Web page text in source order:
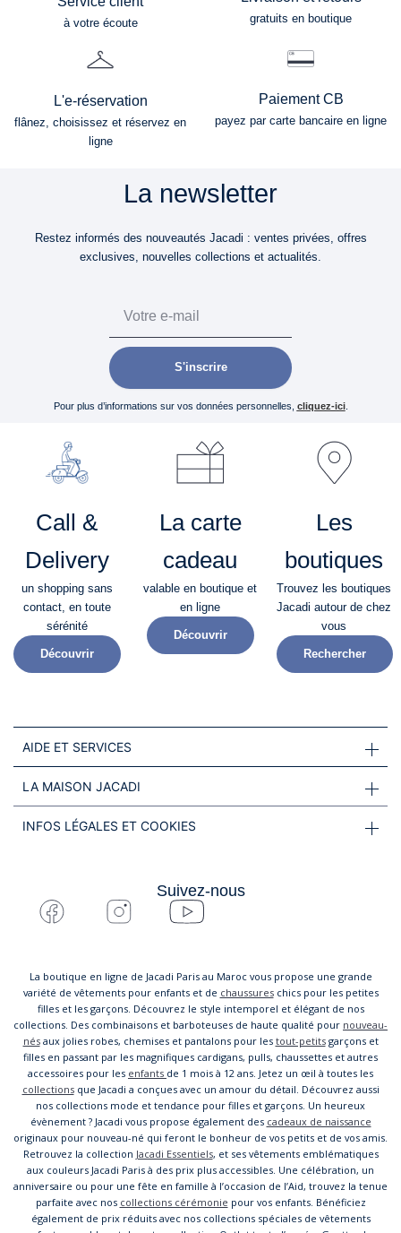
à votre écoute gratuits en boutique
L'e-réservation
flânez, choisissez et réservez en
ligne
Paiement CB
payez par carte bancaire en ligne
La newsletter
Restez informés des nouveautés Jacadi : ventes privées, offres
exclusives, nouvelles collections et actualités.
S'inscrire
Pour plus d’informations sur vos données personnelles, cliquez-ici.
Call &
Delivery
un shopping sans
contact, en toute
sérénité​
Découvrir
La carte
cadeau
valable en boutique et
en ligne
Découvrir
Les
boutiques
Trouvez les boutiques
Jacadi autour de chez
vous
Rechercher
AIDE ET SERVICES
LA MAISON JACADI
INFOS LÉGALES ET COOKIES
Suivez-nous
La boutique en ligne de Jacadi Paris au Maroc vous propose une grande
variété de vêtements pour enfants et de chaussureschics pour les petites
filles et les garçons. Découvrez le style intemporel et élégant de nos
collections. Des combinaisons et barboteuses de haute qualité pour nouveau-
nésaux jolies robes, chemises et pantalons pour les tout-petitsgarçons et
filles en passant par les magnifiques cardigans, pulls, chaussettes et autres
accessoires pour les enfants de 1 mois à 12 ans. Jetez un œil à toutes les
collectionsque Jacadi a conçues avec un amour du détail. Découvrez aussi
nos collections mode et tendance pour filles et garçons. Un heureux
évènement ? Jacadi vous propose également des cadeaux de naissance
originaux pour nouveau-né qui feront le bonheur de vos petits et de vos amis.
Retrouvez la collection Jacadi Essentiels, et ses vêtements emblématiques
aux couleurs Jacadi Paris à des prix plus accessibles. Une célébration, un
anniversaire ou pour une fête en famille à l’occasion de l’Aid, trouvez la tenue
parfaite avec nos collections cérémonie pour vos enfants. Bénéficiez
également de prix réduits avec nos collections spéciales de vêtements